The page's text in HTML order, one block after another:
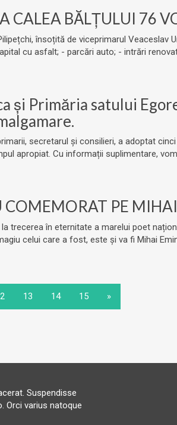
CALEA BĂLȚULUI 76
însoțită de viceprimarul
cu asfalt; - parcări auto; - intrări
și Primăria satului
secretarul și consilieri, a adoptat
apropiat. Cu informații suplimentare,
COMEMORAT PE
trecerea în eternitate a marelui poet
celui care a fost, este și va fi Mihai
13 14 15 »
Suspendisse
Orci varius natoque